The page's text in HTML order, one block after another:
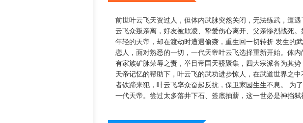
前世叶云飞天资过人，但体内武脉突然关闭，无法练武，遭
云飞众叛亲离，好友被欺凌、挚爱伤心离开、父亲惨烈战死
年轻的天帝，却在渡劫时遭遇偷袭，重生回一切转折 发生的
恋人，面对熟悉的一切，一代天帝叶云飞选择重新开始。体
有家族矿脉荣辱之责，举目帝国天骄聚集，四大宗派各为其
天帝记忆的帮助下，叶云飞的武功进步惊人，在武道世界之
者铁蹄来犯，叶云飞率众奋起反抗，保卫家园生生不息。 为
一代天帝。尝过太多落井下石、釜底抽薪，这一世必是神挡弑